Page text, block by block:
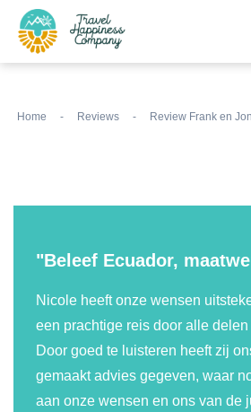
Home - Reviews - Review Frank en
"Beleef Ecuador,
Nicole heeft onze wensen
een prachtige reis door alle delen
Door goed te luisteren heeft zij
gemaakt advies gegeven, waar
aan onze wensen en ons van de